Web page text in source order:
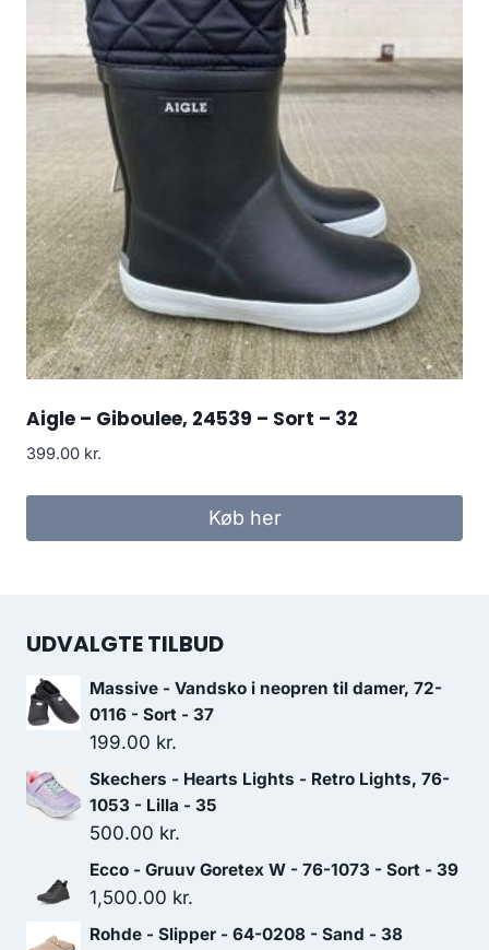
Aigle – Giboulee, 24539 – Sort – 32
399.00 kr.
Køb her
UDVALGTE TILBUD
Massive - Vandsko i neopren til damer, 72-
0116 - Sort - 37
199.00 kr.
Skechers - Hearts Lights - Retro Lights, 76-
1053 - Lilla - 35
500.00 kr.
Ecco - Gruuv Goretex W - 76-1073 - Sort - 39
1,500.00 kr.
Rohde - Slipper - 64-0208 - Sand - 38